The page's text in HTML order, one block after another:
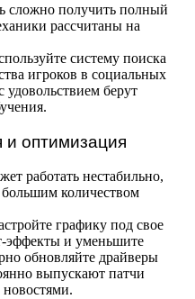
сложно получить полный
рассчитаны на
систему поиска
игроков в социальных
берут
и оптимизация
работать нестабильно,
количеством
графику под свое
эффекты и уменьшите
обновляйте драйверы
выпускают патчи
новостями.